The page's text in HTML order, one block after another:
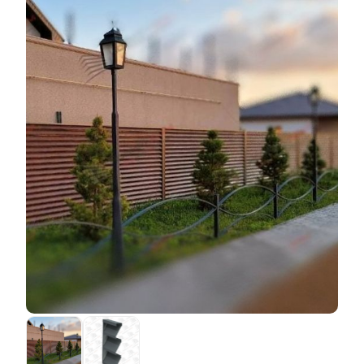
Ключевое различие заключается в том, что
покрытие
полиэстер
стало наноситься на этапе
производства стали (то есть производства стальных
листов), в то время как порошковое покрытие
осуществляется, когда деталь уже готова. Поэтому
наносится на сталелитейном
заводе, а порошковая окраска производится нами.
Это приводит к ряду ограничений. При работе с
предварительно окрашенным листовым металлом
мы должны гарантировать, что готовое покрытие не
будет повреждено во время производства. В
результате некоторые этапы производства
становятся недоступными. Это не влияет на
качество, т.е. качество ограждения остается на том
же высоком уровне, но это делает невозможным
применение некоторых наших конструкторских
разработок и ноу-хау. В результате некоторые
элементы, отвечающие за прочность ограждения,
теряются. Другими словами, вы можете сэкономить
на декоративном покрытии (
порошковой краски), но можете потерять деньги на
материальных затрат. Например, если взять для
сравнения самый дешевый вариант "Стандарт" и
самый дорогой "Модерн", то они отличаются по цене
не потому, что один сделан качественно, а другой -
менее качественно. Все ограждения изготавливаются
по одной и той же технологии, с использованием
одних и тех же конструкторских решений, на одних и
тех же станках, одними и теми же рабочими. Но для
производства "Стандарт" расход материалов ниже,
нужно изготовить меньшеламелейи, следовательно,
затратить меньше времени и электроэнергии.
Поэтому цена также ниже. Качество остается на
самом высоком уровне.